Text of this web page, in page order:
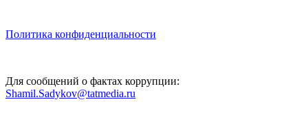
Политика конфиденциальности
Для сообщений о фактах коррупции:
Shamil.Sadykov@tatmedia.ru